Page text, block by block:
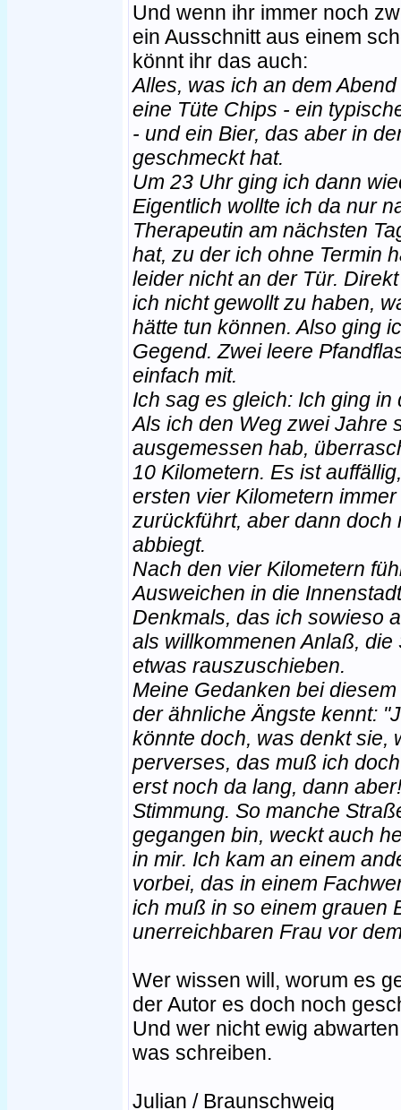
Und wenn ihr immer noch
ein Ausschnitt aus einem
könnt ihr das auch:
Alles, was ich an dem
eine Tüte Chips - ein
- und ein Bier, das aber in
geschmeckt hat.
Um 23 Uhr ging ich dann
Eigentlich wollte ich da nur
Therapeutin am nächsten
hat, zu der ich ohne Termin
leider nicht an der Tür.
ich nicht gewollt zu haben,
hätte tun können. Also ging
Gegend. Zwei leere
einfach mit.
Ich sag es gleich: Ich ging
Als ich den Weg zwei Jahre
ausgemessen hab,
10 Kilometern. Es ist
ersten vier Kilometern
zurückführt, aber dann
abbiegt.
Nach den vier Kilometern
Ausweichen in die
Denkmals, das ich sowieso
als willkommenen Anlaß,
etwas rauszuschieben.
Meine Gedanken bei
der ähnliche Ängste kennt:
könnte doch, was denkt sie,
perverses, das muß ich
erst noch da lang, dann
Stimmung. So manche
gegangen bin, weckt auch
in mir. Ich kam an einem
vorbei, das in einem
ich muß in so einem grauen
unerreichbaren Frau vor
Wer wissen will, worum es
der Autor es doch noch
Und wer nicht ewig
was schreiben.
Julian / Braunschweig